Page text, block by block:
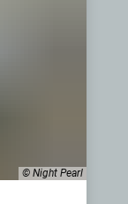
© Night Pearl